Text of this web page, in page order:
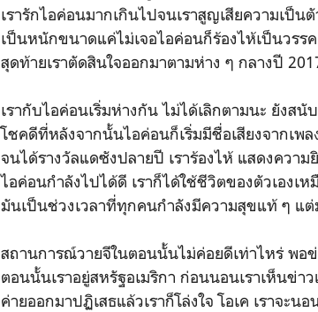
เรารักไอค่อนมากเกินไปจนเราสูญเสียความเป็นตั
เป็นหนักขนาดแค่ไม่เจอไอค่อนก็ร้องไห้เป็นวรรค
สุดท้ายเราตัดสินใจออกมาตามห่าง ๆ กลางปี
เรากับไอค่อนเริ่มห่างกัน ไม่ได้เลิกตามนะ ยังส
โชคดีที่หลังจากนั้นไอค่อนก็เริ่มมีชื่อเสียงจากเพลง
จนได้รางวัลแดซังปลายปี เราร้องไห้ แสดงควา
ไอค่อนกำลังไปได้ดี เราก็ได้ใช้ชีวิตของตัวเองเ
มันเป็นช่วงเวลาที่ทุกคนกำลังมีความสุขแท้ ๆ แต่
สถานการณ์วายจีในตอนนั้นไม่ค่อยดีเท่าไหร่ พอ
ตอนนั้นเราอยู่สหรัฐอเมริกา ก่อนนอนเราเห็นข่า
ค่ายออกมาปฏิเสธแล้วเราก็โล่งใจ โอเค เราจะ